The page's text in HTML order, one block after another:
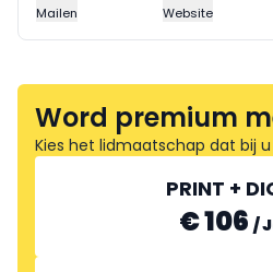
Mailen Website
Word premium
Kies het lidmaatschap dat bij
PRINT +
€ 106 /